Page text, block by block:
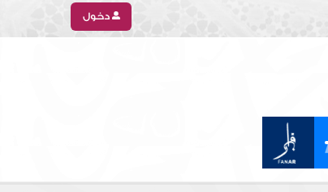
دخول